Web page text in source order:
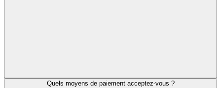
Quels moyens de paiement acceptez-vous ?